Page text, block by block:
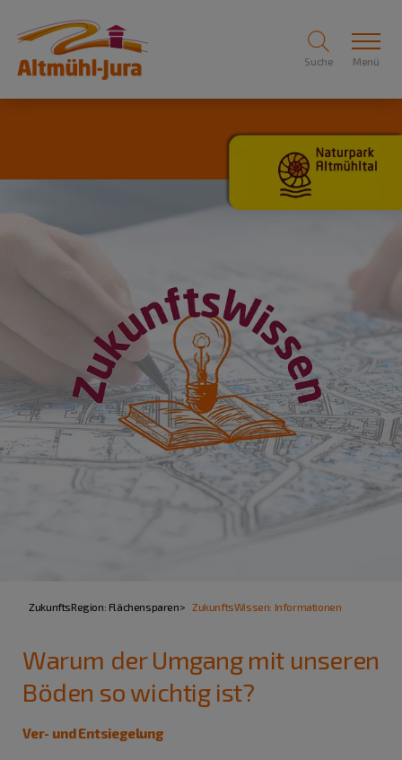
Suche Menü
ZukunftsRegion: Flächensparen ZukunftsWissen: Informationen
Warum der Umgang mit unseren
Böden so wichtig ist?
Ver- und Entsiegelung